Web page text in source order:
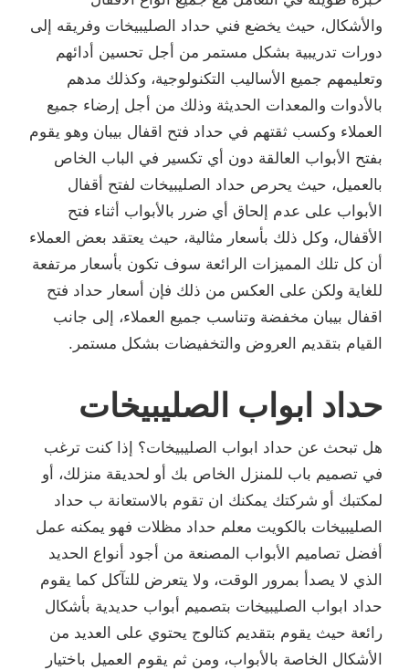
والأشكال، حيث يخضع فني حداد الصليبيخات وفريقه إلى
دورات تدريبية بشكل مستمر من أجل تحسين أدائهم
وتعليمهم جميع الأساليب التكنولوجية، وكذلك مدهم
بالأدوات والمعدات الحديثة وذلك من أجل إرضاء جميع
العملاء وكسب ثقتهم في حداد فتح اقفال بيبان وهو يقوم
بفتح الأبواب العالقة دون أي تكسير في الباب الخاص
بالعميل، حيث يحرص حداد الصليبيخات لفتح أقفال
الأبواب على عدم إلحاق أي ضرر بالأبواب أثناء فتح
الأقفال، وكل ذلك بأسعار مثالية، حيث يعتقد بعض العملاء
أن كل تلك المميزات الرائعة سوف تكون بأسعار مرتفعة
للغاية ولكن على العكس من ذلك فإن أسعار حداد فتح
اقفال بيبان مخفضة وتناسب جميع العملاء، إلى جانب
القيام بتقديم العروض والتخفيضات بشكل مستمر.
حداد ابواب الصليبيخات
هل تبحث عن حداد ابواب الصليبيخات؟ إذا كنت ترغب
في تصميم باب للمنزل الخاص بك أو لحديقة منزلك، أو
لمكتبك أو شركتك يمكنك ان تقوم بالاستعانة ب حداد
الصليبيخات بالكويت معلم حداد مظلات فهو يمكنه عمل
أفضل تصاميم الأبواب المصنعة من أجود أنواع الحديد
الذي لا يصدأ بمرور الوقت، ولا يتعرض للتآكل كما يقوم
حداد ابواب الصليبيخات بتصميم أبواب حديدية بأشكال
رائعة حيث يقوم بتقديم كتالوج يحتوي على العديد من
الأشكال الخاصة بالأبواب، ومن ثم يقوم العميل باختيار